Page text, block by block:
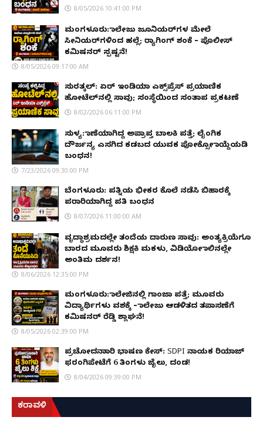
8/05/2026 10:41:00 PM
ಮಂಗಳೂರು: ಕಾಲೇಜು ಜೂನಿಯರ್‌ಗಳ ಮೇಲೆ
ಸೀನಿಯರ್‌ಗಳಿಂದ ಹಲ್ಲೆ; ರ‌್ಯಾಗಿಂಗ್ ಶಂಕೆ – ಪೊಲೀಸ್
ಕಮಿಷನರ್ ಸ್ಪಷ್ಟನೆ!
8/05/2026 09:17:00 AM
ಸುರತ್ಕಲ್: ಏರ್ ಇಂಡಿಯಾ ಎಕ್ಸ್‌ಪ್ರೆಸ್ ಪ್ರಯಾಣಿಕ
ಹೋಟೆಲ್‌ನಲ್ಲಿ ಸಾವು; ಸಂಸ್ಥೆಯಿಂದ ಸಂತಾಪ ಪ್ರಕಟಣೆ
8/02/2026 06:11:00 PM
ಸುಳ್ಯ: ಕಾಣೆಯಾಗಿದ್ದ ಅಪ್ರಾಪ್ತ ಬಾಲಕಿ ಪತ್ತೆ; ಲೈಂಗಿಕ
ದೌರ್ಜನ್ಯ ಎಸಗಿದ ಕಡಬದ ಯುವಕ ಪೋಕ್ಸೋ ಕಾಯ್ದೆಯಡಿ
ಬಂಧನ!
7/23/2026 09:30:00 PM
ಬೆಂಗಳೂರು: ಪತ್ನಿಯ ಭೀಕರ ಕೊಲೆ ನಡೆಸಿ ಬಿಹಾರಕ್ಕೆ
ಪರಾರಿಯಾಗಿದ್ದ ಪತಿ ಬಂಧನ
8/07/2026 11:00:00 AM
ವೃದ್ಧಾಶ್ರಮದಲ್ಲೇ ತಂದೆಯ ದಾರುಣ ಸಾವು: ಅಂತ್ಯಕ್ರಿಯೆಗೂ
ಬಾರದ ಮೂವರು ಶಿಕ್ಷಕಿ ಮಕಳು, ವಿಡಿಯೋ ಕಾಲಿನಲ್ಲೇ
ಅಂತಿಮ ದರ್ಶನ!
8/06/2026 12:35:00 PM
ಮಂಗಳೂರು: ಕಾಲೇಜಿನಲ್ಲಿ ಗಾಂಜಾ ಪತ್ತೆ; ಮೂವರು
ವಿದ್ಯಾರ್ಥಿಗಳು ವಶಕ್ಕೆ – ಕಾಲೇಜು ಆಡಳಿತದ ತಪಾಸಣೆಗೆ
ಕಮಿಷನರ್ ರೆಡ್ಡಿ ಶ್ಲಾಘನೆ!
8/05/2026 02:39:00 PM
ಪ್ರಚೋದನಾಕಾರಿ ಭಾಷಣ ಕೇಸ್: SDPI ನಾಯಕ ರಿಯಾಜ್
ಫರಂಗಿಪೇಟೆಗೆ 6 ತಿಂಗಳು ಜೈಲು, ದಂಡ!
8/04/2026 09:39:00 PM
ಕರಾವಳಿ